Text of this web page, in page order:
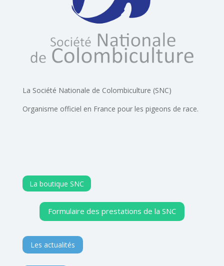
La Société Nationale de Colombiculture (SNC)
Organisme officiel en France pour les pigeons de race.
La boutique SNC
Formulaire des prestations de la SNC
Les actualités